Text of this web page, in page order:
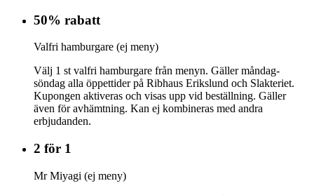
50% rabatt
Valfri hamburgare (ej meny)
Välj 1 st valfri hamburgare från menyn. Gäller måndag-
söndag alla öppettider på Ribhaus Erikslund och Slakteriet.
Kupongen aktiveras och visas upp vid beställning. Gäller
även för avhämtning. Kan ej kombineras med andra
erbjudanden.
2 för 1
Mr Miyagi (ej meny)